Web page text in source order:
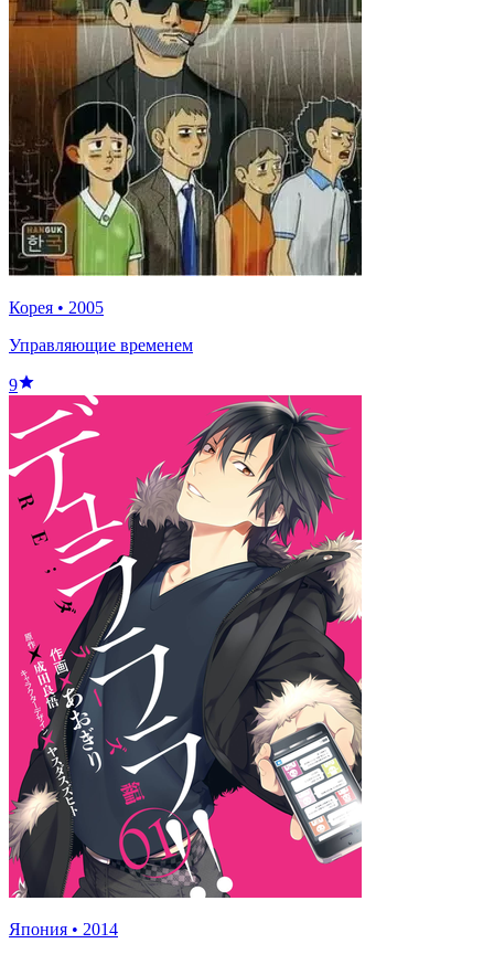
Корея • 2005
Управляющие временем
9
Япония • 2014